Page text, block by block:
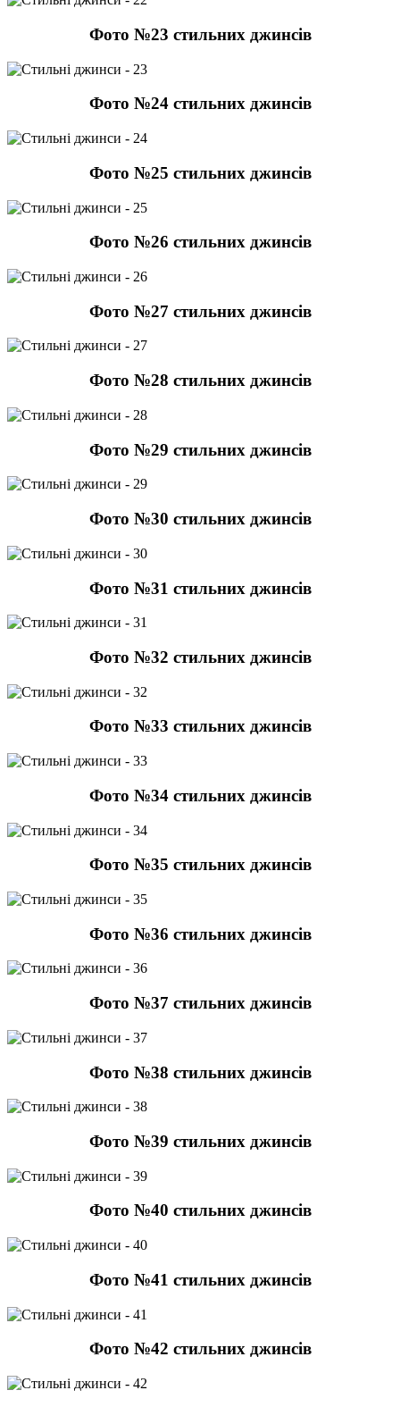
Фото №23 стильних джинсів
Фото №24 стильних джинсів
Фото №25 стильних джинсів
Фото №26 стильних джинсів
Фото №27 стильних джинсів
Фото №28 стильних джинсів
Фото №29 стильних джинсів
Фото №30 стильних джинсів
Фото №31 стильних джинсів
Фото №32 стильних джинсів
Фото №33 стильних джинсів
Фото №34 стильних джинсів
Фото №35 стильних джинсів
Фото №36 стильних джинсів
Фото №37 стильних джинсів
Фото №38 стильних джинсів
Фото №39 стильних джинсів
Фото №40 стильних джинсів
Фото №41 стильних джинсів
Фото №42 стильних джинсів